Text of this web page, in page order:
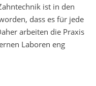
ist in den
dass es für jede
arbeiten die Praxis
Laboren eng